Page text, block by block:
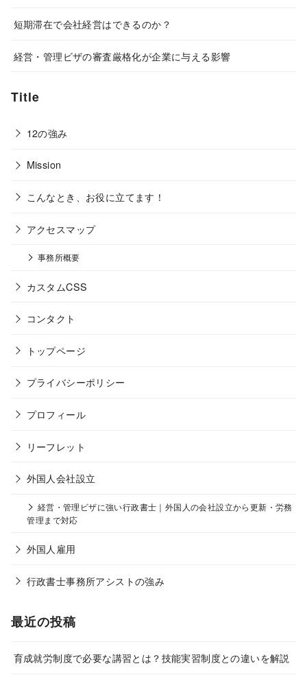
短期滞在で会社経営はできるのか？
経営・管理ビザの審査厳格化が企業に与える影響
Title
12の強み
Mission
こんなとき、お役に立てます！
アクセスマップ
事務所概要
カスタムCSS
コンタクト
トップページ
プライバシーポリシー
プロフィール
リーフレット
外国人会社設立
経営・管理ビザに強い行政書士｜外国人の会社設立から更新・労務
管理まで対応
外国人雇用
行政書士事務所アシストの強み
最近の投稿
育成就労制度で必要な講習とは？技能実習制度との違いを解説